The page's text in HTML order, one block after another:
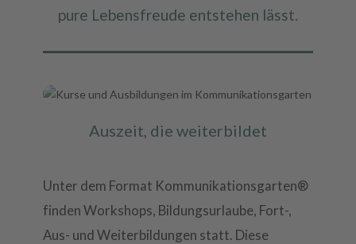
pure Lebensfreude entstehen lässt.
Auszeit, die weiterbildet
Unter dem Format Kommunikationsgarten®
finden Workshops, Bildungsurlaube, Fort-,
Aus- und Weiterbildungen statt. Diese